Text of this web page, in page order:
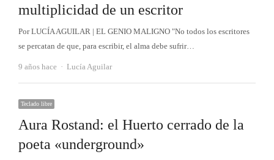
multiplicidad de un escritor
Por LUCÍA AGUILAR | EL GENIO MALIGNO "No todos los escritores
se percatan de que, para escribir, el alma debe sufrir…
9 años hace Autor
Lucía Aguilar
Teclado libre
Aura Rostand: el Huerto cerrado de la
poeta «underground»